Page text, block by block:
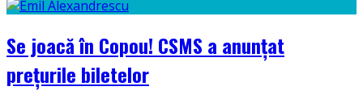
Se joacă în Copou! CSMS a anunțat
prețurile biletelor